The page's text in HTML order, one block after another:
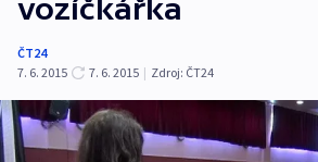
vozíčkářka
ČT24
7. 6. 2015
7. 6. 2015 | Zdroj: ČT24